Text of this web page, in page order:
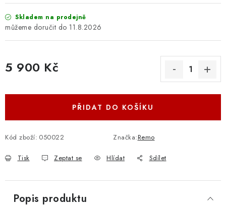
O E-SHOPU
OBCHODNÍ PODMÍNKY
ODSTOUPENÍ OD SMLOUVY
ZÁSADY ZPRACOVÁNÍ OSOBNÍCH ÚDAJŮ
KONTAKTY O E-SHOPU
BLOG
OBCHODNÍ PODMÍNKY
ODSTOUPENÍ OD SMLOUVY
Skladem na prodejně
11.8.2026
5 900 Kč
PŘIDAT DO KOŠÍKU
Kód zboží: 050022 Značka:Remo
Tisk Zeptat se Hlídat Sdílet
Popis produktu